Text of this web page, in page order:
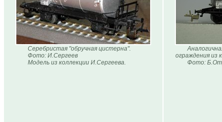
Серебристая "обручная цистерна".
Фото: И.Сергеев
Модель из коллекции И.Сергеева.
ограждения из
Фото: